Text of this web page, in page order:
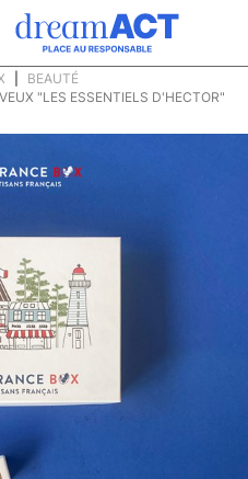
BEAUTÉ
"LES ESSENTIELS D'HECTOR"